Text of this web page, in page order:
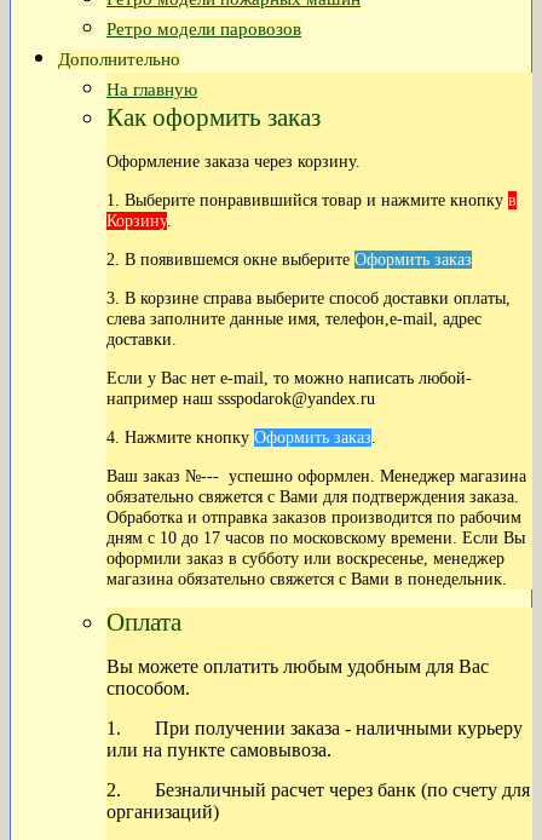
Ретро модели паровозов
Дополнительно
На главную
Как оформить заказ
Оформление заказа через корзину.
1. Выберите понравившийся товар и нажмите кнопку в
Корзину.
2. В появившемся окне выберите Оформить заказ
3. В корзине справа выберите способ доставки оплаты,
слева заполните данные имя, телефон,e-mail, адрес
доставки.
Если у Вас нет e-mail, то можно написать любой-
например наш ssspodarok@yandex.ru
4. Нажмите кнопку Оформить заказ.
Ваш заказ №--- успешно оформлен. Менеджер магазина
обязательно свяжется с Вами для подтверждения заказа.
Обработка и отправка заказов производится по рабочим
дням с 10 до 17 часов по московскому времени. Если Вы
оформили заказ в субботу или воскресенье, менеджер
магазина обязательно свяжется с Вами в понедельник.
Оплата
Вы можете оплатить любым удобным для Вас
способом.
1. При получении заказа - наличными курьеру
или на пункте самовывоза.
2. Безналичный расчет через банк (по счету для
организаций)